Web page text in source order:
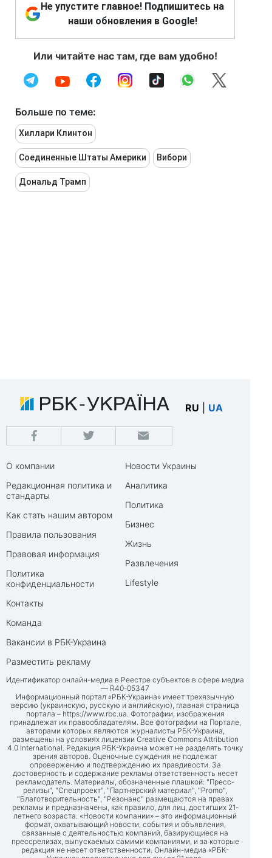
Не упустите главное! Подпишитесь на
наши обновления в Google!
Или читайте нас там, где вам удобно!
Больше по теме:
Хиллари Клинтон
Соединенные Штаты Америки Вибори
Дональд Трамп
RU UA
О компании
Редакционная политика и
стандарты
Как стать нашим автором
Правила пользования
Правовая информация
Политика
конфиденциальности
Контакты
Команда
Вакансии в РБК-Украина
Разместить рекламу
Новости Украины
Аналитика
Политика
Бизнес
Жизнь
Развлечения
Lifestyle
Идентификатор онлайн-медиа в Реестре субъектов в сфере медиа
— R40-05347
Информационный портал «РБК-Украина» имеет трехязычную
версию (украинскую, русскую и английскую), главная страница
портала – https://www.rbc.ua. Фотографии, изображения
принадлежат их правообладателям. Все фотографии на Портале,
авторами которых являются журналисты РБК-Украина,
размещены на условиях лицензии Creative Commons Attribution
4.0 International. Редакция РБК-Украина может не разделять точку
зрения авторов. Оценочные суждения не подлежат
опровержению и подтверждению их правдивости. За
достоверность и содержание рекламы ответственность несет
рекламодатель. Материалы, обозначенные плашкой: "Пресс-
релизы", "Спецпроект", "Партнерский материал", "Promo",
"Благотворительность", "Резонанс" размещаются на правах
рекламы и предназначены, как правило, для лиц, достигших 21-
летнего возраста. «Новости компании» – это информационный
формат, охватывающий новости, события и объявления,
связанные с деятельностью компаний, базирующиеся на
прессрелизах, выпускаемых самими компаниями, и за которые
редакция не несет ответственности. Онлайн-медиа «РБК-